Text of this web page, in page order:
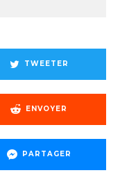
TWEETER
ENVOYER
PARTAGER